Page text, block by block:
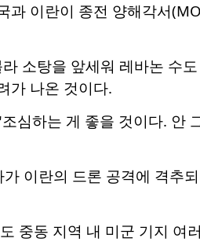
과 이란이 종전 양해각서
소탕을 앞세워 레바논 수
가 나온 것이다.
심하는 게 좋을 것이다. 안
이란의 드론 공격에 격추
중동 지역 내 미군 기지 여